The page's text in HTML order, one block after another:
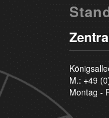
M.: +49
Montag -